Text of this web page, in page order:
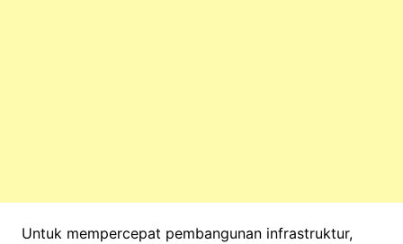
Untuk mempercepat pembangunan infrastruktur,